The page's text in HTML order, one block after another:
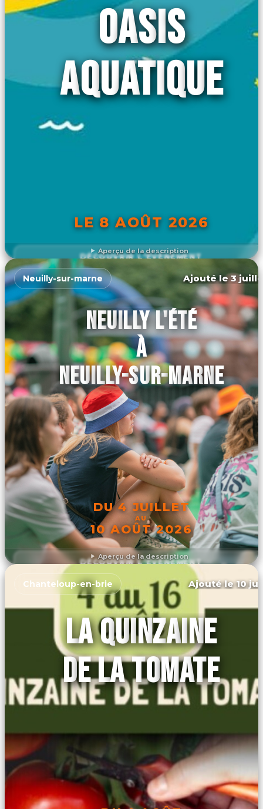
Aperçu de la description
OASIS
AQUATIQUE
LE 8 AOÛT 2026
DÉCOUVRIR L'ÉVÉNEMENT
Aperçu de la description
Neuilly-sur-marne Ajouté le 3
NEUILLY L'ÉTÉ
À
NEUILLY-SUR-MARNE
DU 4 JUILLET
AU
10 AOÛT 2026
DÉCOUVRIR L'ÉVÉNEMENT
Chanteloup-en-brie Ajouté le 10
LA QUINZAINE
DE LA TOMATE